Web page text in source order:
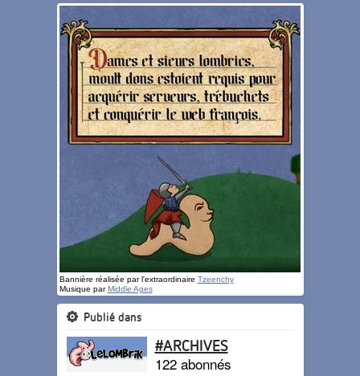
Bannière réalisée par l'extraordinaire Tzeenchy
Musique parMiddle Ages
Publié dans
#ARCHIVES
122 abonnés